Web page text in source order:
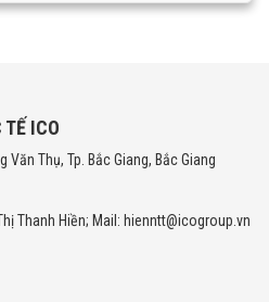
TẾ ICO
Văn Thụ, Tp. Bắc Giang, Bắc Giang
Thanh Hiền; Mail: hienntt@icogroup.vn